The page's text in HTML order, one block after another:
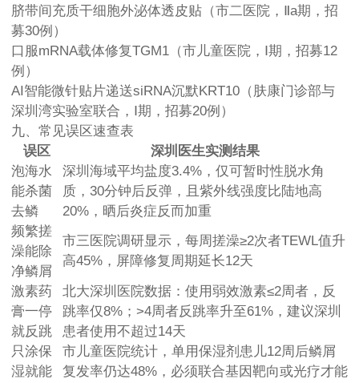
脐带间充质干细胞外泌体透皮贴（市二医院，Ⅱa期，招
募30例）
口服mRNA载体修复TGM1（市儿童医院，Ⅰ期，招募12
例）
AI智能微针贴片递送siRNA沉默KRT10（肤康门诊部与
深圳湾实验室联合，Ⅰ期，招募20例）
九、常见误区速查表
误区
深圳医生实测结果
泡海水
能杀菌
去鳞
深圳海域平均盐度3.4%，仅可暂时性脱水角
质，30分钟后反弹，且紫外线强度比陆地高
20%，晒后炎症反而加重
频繁搓
澡能除
净鳞屑
市三医院调研显示，每周搓澡≥2次者TEWL值升
高45%，屏障修复周期延长12天
激素药
膏一停
就反跳
北大深圳医院数据：使用弱效激素≤2周者，反
跳率仅8%；>4周者反跳率升至61%，建议深圳
患者使用不超过14天
只涂保
湿就能
市儿童医院统计，单用保湿剂患儿12周后鳞屑
复发率仍达48%，必须联合基因靶向或光疗才能